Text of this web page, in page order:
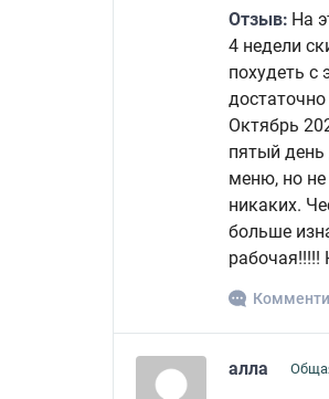
Отзыв: На
4 недели
похудеть с
Октябрь
пятый день
меню, но
никаких.
больше
рабочая!!!!!
алла